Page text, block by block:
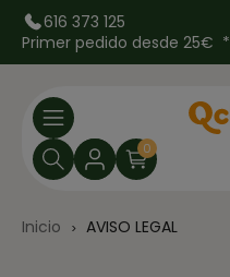
616 373 125
Primer pedido desde 25€ *
0
Inicio AVISO LEGAL